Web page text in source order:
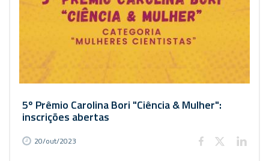
5º Prêmio Carolina Bori "Ciência & Mulher":
inscrições abertas
20/out/2023